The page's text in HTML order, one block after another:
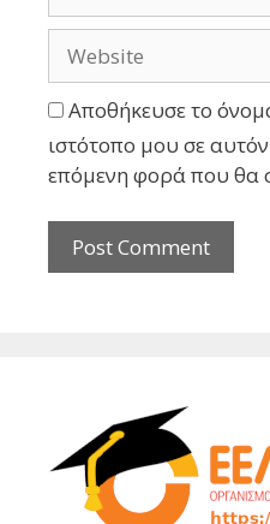
Αποθήκευσε το
ιστότοπο μου σε
επόμενη φορά που θα